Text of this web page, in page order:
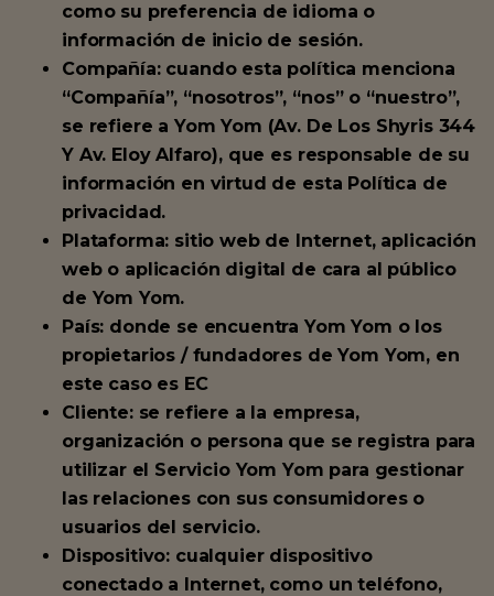
como su preferencia de idioma o
información de inicio de sesión.
Compañía: cuando esta política menciona
“Compañía”, “nosotros”, “nos” o “nuestro”,
se refiere a Yom Yom (Av. De Los Shyris 344
Y Av. Eloy Alfaro), que es responsable de su
información en virtud de esta Política de
privacidad.
Plataforma: sitio web de Internet, aplicación
web o aplicación digital de cara al público
de Yom Yom.
País: donde se encuentra Yom Yom o los
propietarios / fundadores de Yom Yom, en
este caso es EC
Cliente: se refiere a la empresa,
organización o persona que se registra para
utilizar el Servicio Yom Yom para gestionar
las relaciones con sus consumidores o
usuarios del servicio.
Dispositivo: cualquier dispositivo
conectado a Internet, como un teléfono,